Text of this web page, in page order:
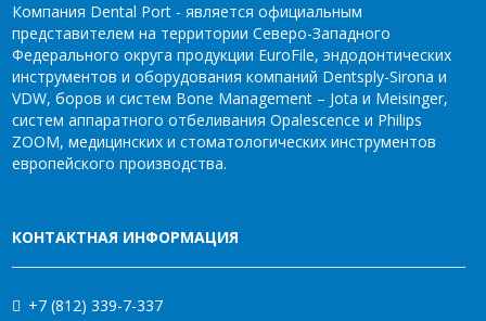
Компания Dental Port - является официальным
представителем на территории Северо-Западного
Федерального округа продукции EuroFile, эндодонтических
инструментов и оборудования компаний Dentsply-Sirona и
VDW, боров и систем Bone Management – Jota и Meisinger,
систем аппаратного отбеливания Opalescence и Philips
ZOOM, медицинских и стоматологических инструментов
европейского производства.
КОНТАКТНАЯ ИНФОРМАЦИЯ
+7 (812) 339-7-337